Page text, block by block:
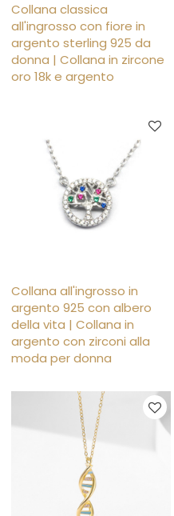
Collana classica
all'ingrosso con fiore in
argento sterling 925 da
donna | Collana in zircone
oro 18k e argento
Collana all'ingrosso in
argento 925 con albero
della vita | Collana in
argento con zirconi alla
moda per donna